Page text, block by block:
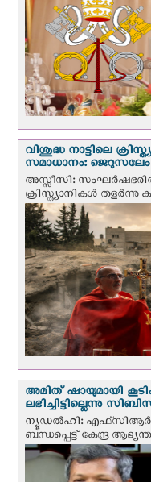
വിശുദ്ധ നാട്ടിലെ
സമാധാനം: ജെറുസലേം
അസ്സീസി:
ക്രിസ്ത്യാനികൾ തളര്‍ന്നു
അമിത് ഷായുമായി
ലഭിച്ചിട്ടില്ലെന്നു
ന്യൂഡല്‍ഹി: എഫ്‌സിആര്‍എ
ബന്ധപ്പെട്ട് കേന്ദ്ര